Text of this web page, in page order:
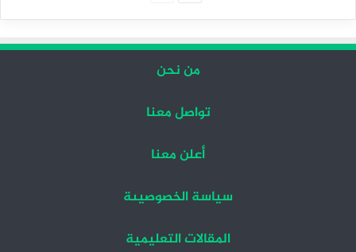
من نحن
تواصل معنا
أعلن معنا
سياسة الخصوصيىة
المقالات التعليمية